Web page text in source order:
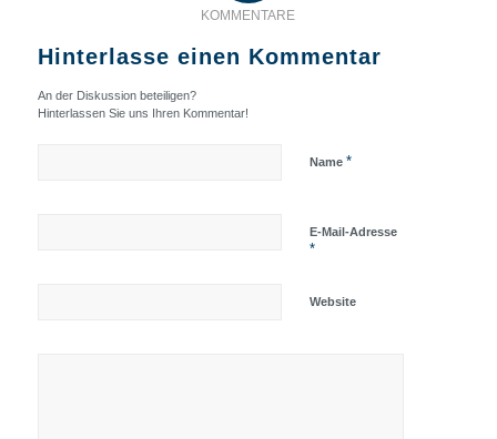
KOMMENTARE
Hinterlasse einen Kommentar
An der Diskussion beteiligen?
Hinterlassen Sie uns Ihren Kommentar!
Name *
E-Mail-Adresse
*
Website